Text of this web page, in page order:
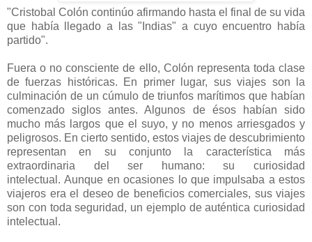
"Cristobal Colón continúo afirmando hasta el final de su vida
que había llegado a las "Indias" a cuyo encuentro había
partido".
Fuera o no consciente de ello, Colón representa toda clase
de fuerzas históricas. En primer lugar, sus viajes son la
culminación de un cúmulo de triunfos marítimos que habían
comenzado siglos antes. Algunos de ésos habían sido
mucho más largos que el suyo, y no menos arriesgados y
peligrosos. En cierto sentido, estos viajes de descubrimiento
representan en su conjunto la característica más
extraordinaria del ser humano: su curiosidad
intelectual.Aunque en ocasiones lo que impulsaba a estos
viajeros era el deseo de beneficios comerciales, sus viajes
son con toda seguridad, un ejemplo de auténtica curiosidad
intelectual.